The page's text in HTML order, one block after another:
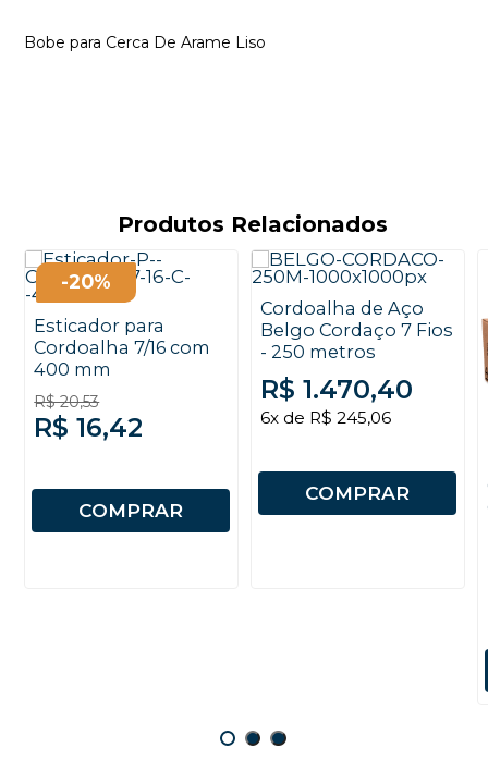
Bobe para Cerca De Arame Liso
Produtos Relacionados
Esticador para
Cordoalha 7/16 com
400 mm
R$ 20,53
R$ 16,42
COMPRAR
-20%
Cordoalha de Aço
Belgo Cordaço 7 Fios
- 250 metros
R$ 1.470,40
6x de R$ 245,06
COMPRAR